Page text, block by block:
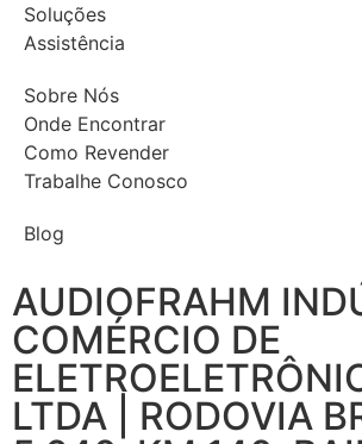
Soluções
Assistência
Sobre Nós
Onde Encontrar
Como Revender
Trabalhe Conosco
Blog
AUDIOFRAHM
COMÉRCIO DE
LTDA | RODOVIA